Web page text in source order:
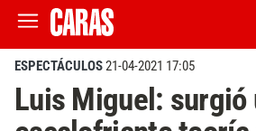
ESPECTÁCULOS21-04-2021 17:05
Luis Miguel: surgió